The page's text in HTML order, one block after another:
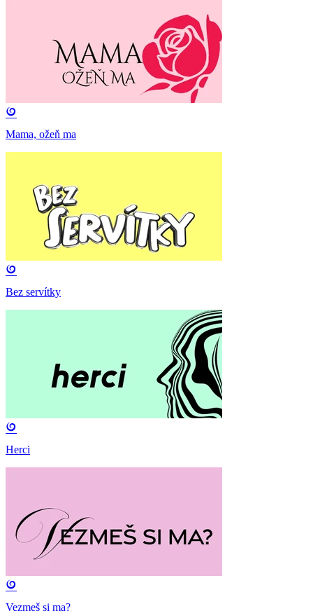
Mama, ožeň ma
Bez servítky
Herci
Vezmeš si ma?